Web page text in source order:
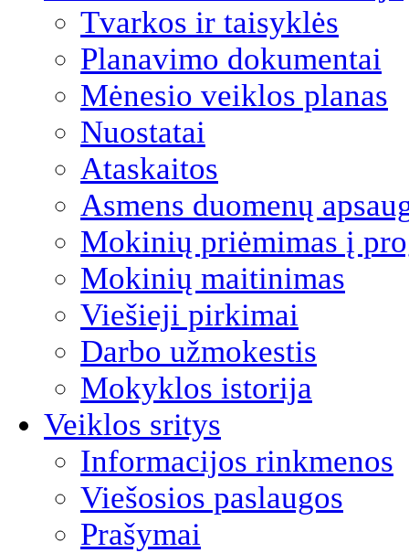
Tvarkos ir taisyklės
Planavimo dokumentai
Mėnesio veiklos planas
Nuostatai
Ataskaitos
Asmens duomenų
Mokinių priėmimas į
Mokinių maitinimas
Viešieji pirkimai
Darbo užmokestis
Mokyklos istorija
Veiklos sritys
Informacijos rinkmenos
Viešosios paslaugos
Prašymai